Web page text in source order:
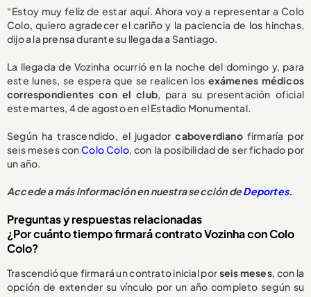
“Estoy muy feliz de estar aquí. Ahora voy a representar a Colo
Colo, quiero agradecer el cariño y la paciencia de los hinchas,
dijo a la prensa durante su llegada a Santiago.
La llegada de Vozinha ocurrió en la noche del domingo y, para
este lunes, se espera que se realicen los exámenes médicos
correspondientes con el club, para su presentación oficial
este martes, 4 de agosto en el Estadio Monumental.
Según ha trascendido, el jugadorcaboverdianofirmaría por
seis meses conColo Colo, con la posibilidad de ser fichado por
un año.
Accede a más información en nuestra sección deDeportes.
Preguntas y respuestas relacionadas
¿Por cuánto tiempo firmará contrato Vozinha con Colo
Colo?
Trascendió que firmará un contrato inicial porseis meses, con la
opción de extender su vínculo por un año completo según su